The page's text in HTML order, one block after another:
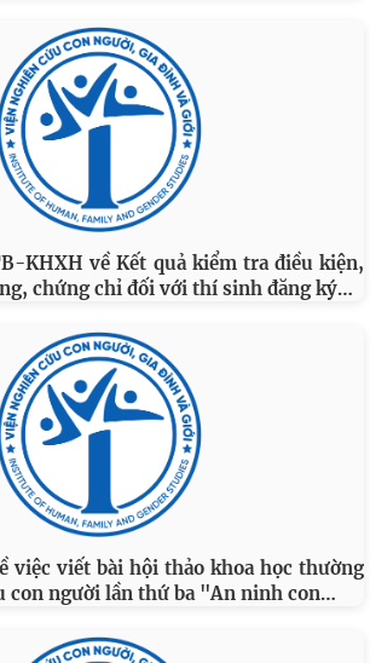
KHXH về Kết quả kiểm tra điều kiện,
chứng chỉ đối với thí sinh đăng ký…
việc viết bài hội thảo khoa học thường
con người lần thứ ba "An ninh con…